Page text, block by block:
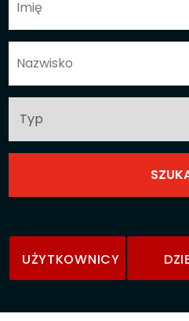
UŻYTKOWNICY